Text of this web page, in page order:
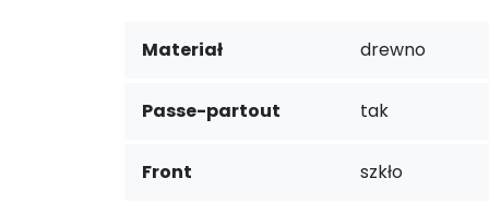
Materiał drewno
Passe-partout tak
Front szkło